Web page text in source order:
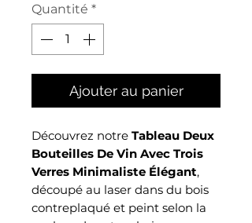
Quantité *
Ajouter au panier
Découvrez notre Tableau Deux
Bouteilles De Vin Avec Trois
Verres Minimaliste Élégant,
découpé au laser dans du bois
contreplaqué et peint selon la